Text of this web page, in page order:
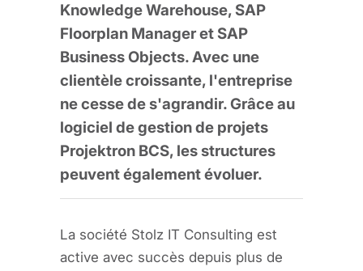
Knowledge Warehouse, SAP
Floorplan Manager et SAP
Business Objects. Avec une
clientèle croissante, l'entreprise
ne cesse de s'agrandir. Grâce au
logiciel de gestion de projets
Projektron BCS, les structures
peuvent également évoluer.
La société Stolz IT Consulting est
active avec succès depuis plus de